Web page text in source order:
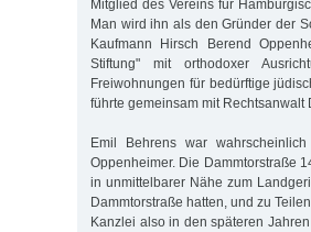
Mitglied des Vereins für
Man wird ihn als den Gründer der
Kaufmann Hirsch Berend
Stiftung" mit orthodoxer
Freiwohnungen für bedürftige
führte gemeinsam mit Rechtsanwalt
Emil Behrens war
Oppenheimer. Die Dammtorstraße
in unmittelbarer Nähe zum
Dammtorstraße hatten, und zu
Kanzlei also in den späteren